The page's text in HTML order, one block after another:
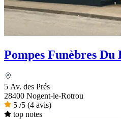
Pompes Funèbres
5 Av. des Prés
28400 Nogent-le-Rotrou
5 /5 (4 avis)
top notes